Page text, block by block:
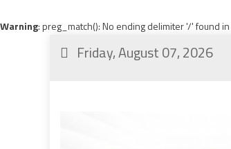
Warning: preg_match(): No ending delimiter '/' found in
Friday, August 07, 2026